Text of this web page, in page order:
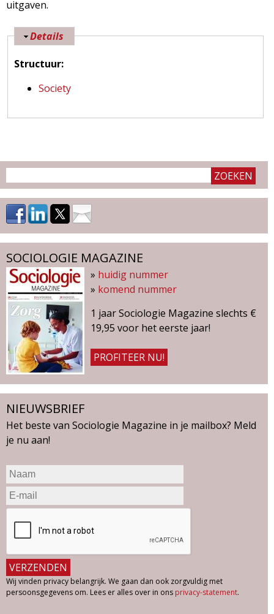
uitgaven.
V
r
e
Details
Structuur:
Society
SOCIOLOGIE MAGAZINE
» huidig nummer
» komend nummer
1 jaar Sociologie Magazine slechts €
19,95 voor het eerste jaar!
PROFITEER NU!
NIEUWSBRIEF
Het beste van Sociologie Magazine in je mailbox? Meld
je nu aan!
Wij vinden privacy belangrijk. We gaan dan ook zorgvuldig met
persoonsgegevens om. Lees er alles over in ons privacy-statement.